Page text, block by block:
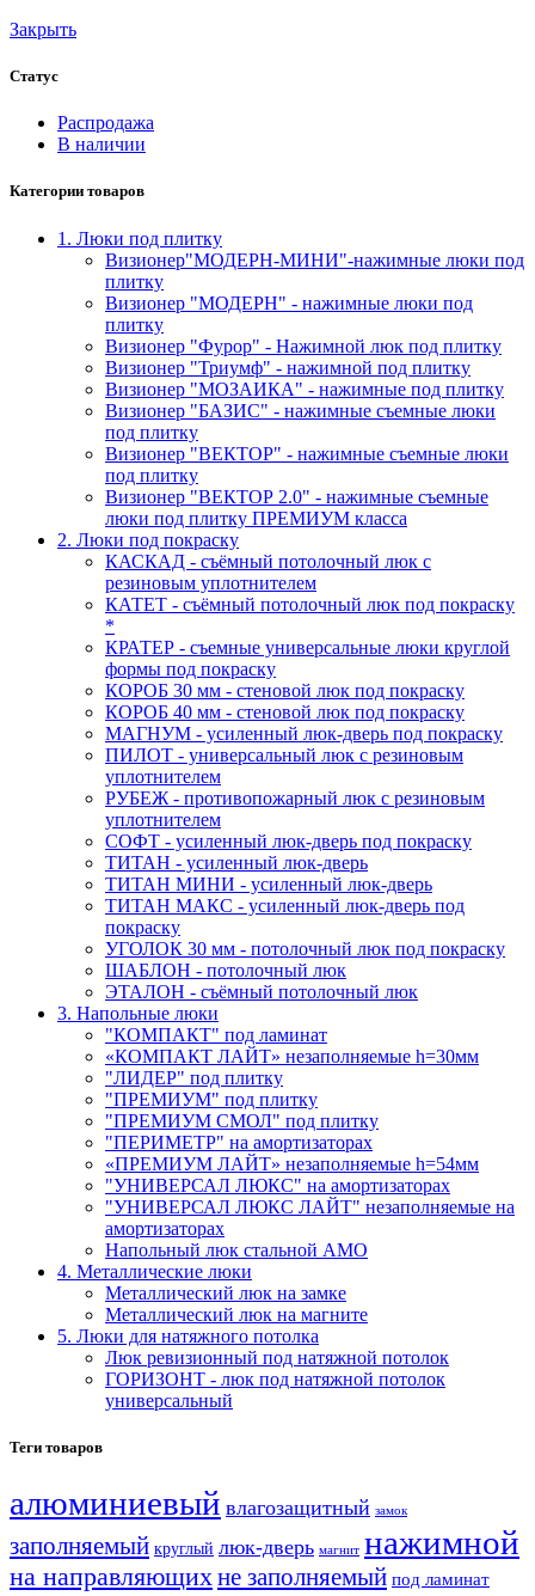
Закрыть
Статус
Распродажа
В наличии
Категории товаров
1. Люки под плитку
Визионер"МОДЕРН-МИНИ"-нажимные люки под
плитку
Визионер "МОДЕРН" - нажимные люки под
плитку
Визионер "Фурор" - Нажимной люк под плитку
Визионер "Триумф" - нажимной под плитку
Визионер "МОЗАИКА" - нажимные под плитку
Визионер "БАЗИС" - нажимные съемные люки
под плитку
Визионер "ВЕКТОР" - нажимные съемные люки
под плитку
Визионер "ВЕКТОР 2.0" - нажимные съемные
люки под плитку ПРЕМИУМ класса
2. Люки под покраску
КАСКАД - съёмный потолочный люк с
резиновым уплотнителем
КАТЕТ - съёмный потолочный люк под покраску
*
КРАТЕР - съемные универсальные люки круглой
формы под покраску
КОРОБ 30 мм - стеновой люк под покраску
КОРОБ 40 мм - стеновой люк под покраску
МАГНУМ - усиленный люк-дверь под покраску
ПИЛОТ - универсальный люк с резиновым
уплотнителем
РУБЕЖ - противопожарный люк с резиновым
уплотнителем
СОФТ - усиленный люк-дверь под покраску
ТИТАН - усиленный люк-дверь
ТИТАН МИНИ - усиленный люк-дверь
ТИТАН МАКС - усиленный люк-дверь под
покраску
УГОЛОК 30 мм - потолочный люк под покраску
ШАБЛОН - потолочный люк
ЭТАЛОН - съёмный потолочный люк
3. Напольные люки
"КОМПАКТ" под ламинат
«КОМПАКТ ЛАЙТ» незаполняемые h=30мм
"ЛИДЕР" под плитку
"ПРЕМИУМ" под плитку
"ПРЕМИУМ СМОЛ" под плитку
"ПЕРИМЕТР" на амортизаторах
«ПРЕМИУМ ЛАЙТ» незаполняемые h=54мм
"УНИВЕРСАЛ ЛЮКС" на амортизаторах
"УНИВЕРСАЛ ЛЮКС ЛАЙТ" незаполняемые на
амортизаторах
Напольный люк стальной АМО
4. Металлические люки
Металлический люк на замке
Металлический люк на магните
5. Люки для натяжного потолка
Люк ревизионный под натяжной потолок
ГОРИЗОНТ - люк под натяжной потолок
универсальный
Теги товаров
алюминиевый влагозащитный замок
заполняемый круглый люк-дверь магнит нажимной
на направляющихне заполняемый под ламинат